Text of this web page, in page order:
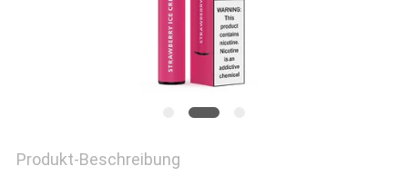
Produkt-Beschreibung